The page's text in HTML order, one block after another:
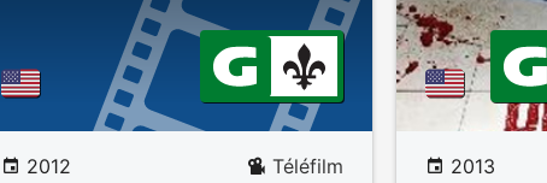
2012 Téléfilm 2013